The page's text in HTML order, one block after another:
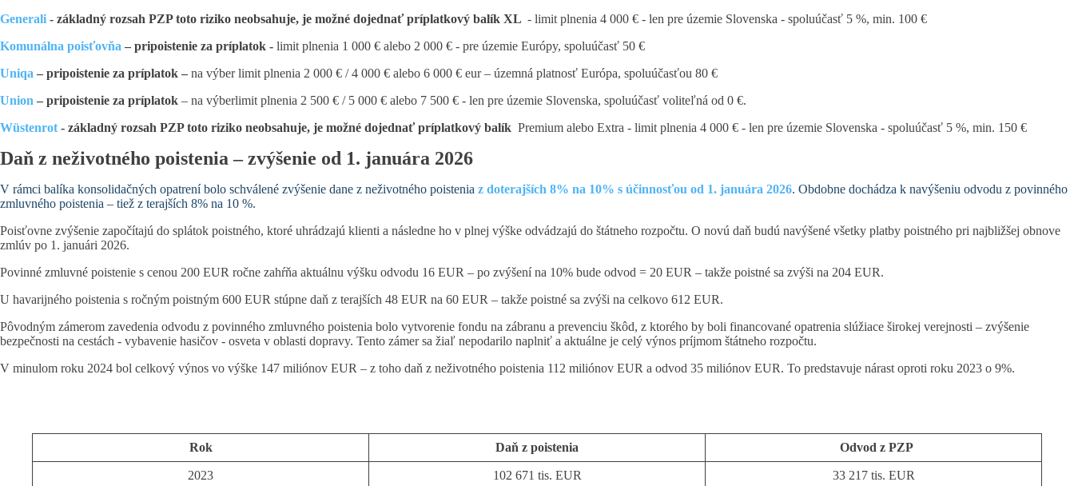
Generali - základný rozsah PZP toto riziko neobsahuje, je možné dojednať príplatkový balík XL - limit plnenia 4 000 € - len pre územie Slovenska - spoluúčasť 5 %, min. 100 €
Komunálna poisťovňa – pripoistenie za príplatok - limit plnenia 1 000 € alebo 2 000 € - pre územie Európy, spoluúčasť 50 €
Uniqa – pripoistenie za príplatok – na výber limit plnenia 2 000 € / 4 000 € alebo 6 000 € eur – územná platnosť Európa, spoluúčasťou 80 €
Union – pripoistenie za príplatok – na výberlimit plnenia 2 500 € / 5 000 € alebo 7 500 € - len pre územie Slovenska, spoluúčasť voliteľná od 0 €.
Wüstenrot - základný rozsah PZP toto riziko neobsahuje, je možné dojednať príplatkový balík Premium alebo Extra - limit plnenia 4 000 € - len pre územie Slovenska - spoluúčasť 5 %, min. 150 €
Daň z neživotného poistenia – zvýšenie od 1. januára 2026
V rámci balíka konsolidačných opatrení bolo schválené zvýšenie dane z neživotného poistenia z doterajších 8% na 10% s účinnosťou od 1. januára 2026. Obdobne dochádza k navýšeniu odvodu z povinného
zmluvného poistenia – tiež z terajších 8% na 10 %.
Poisťovne zvýšenie započítajú do splátok poistného, ktoré uhrádzajú klienti a následne ho v plnej výške odvádzajú do štátneho rozpočtu. O novú daň budú navýšené všetky platby poistného pri najbližšej obnove
zmlúv po 1. januári 2026.
Povinné zmluvné poistenie s cenou 200 EUR ročne zahŕňa aktuálnu výšku odvodu 16 EUR – po zvýšení na 10% bude odvod = 20 EUR – takže poistné sa zvýši na 204 EUR.
U havarijného poistenia s ročným poistným 600 EUR stúpne daň z terajších 48 EUR na 60 EUR – takže poistné sa zvýši na celkovo 612 EUR.
Pôvodným zámerom zavedenia odvodu z povinného zmluvného poistenia bolo vytvorenie fondu na zábranu a prevenciu škôd, z ktorého by boli financované opatrenia slúžiace širokej verejnosti – zvýšenie
bezpečnosti na cestách - vybavenie hasičov - osveta v oblasti dopravy. Tento zámer sa žiaľ nepodarilo naplniť a aktuálne je celý výnos príjmom štátneho rozpočtu.
V minulom roku 2024 bol celkový výnos vo výške 147 miliónov EUR – z toho daň z neživotného poistenia 112 miliónov EUR a odvod 35 miliónov EUR. To predstavuje nárast oproti roku 2023 o 9%.
Rok Daň z poistenia Odvod z PZP
2023 102 671 tis. EUR 33 217 tis. EUR